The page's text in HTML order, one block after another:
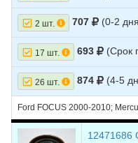
2 шт. 707 (0-2
17 шт. 693 (Срок
26 шт. 874 (4-5
Ford FOCUS 2000-2010;
12471686